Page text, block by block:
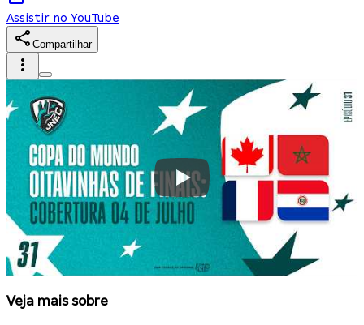
Assistir no YouTube
Compartilhar
Veja mais sobre